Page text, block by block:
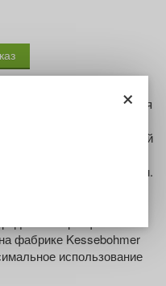
"волшебное" решение для
фасад с полками
тем самым даёт полный
образом, хранение в
становится комфортным.
Дно полок -
Slip Высокое
сертификатами
фабрике Kessebohmer
использование
×